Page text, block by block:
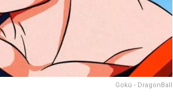
Gokú - DragonBall